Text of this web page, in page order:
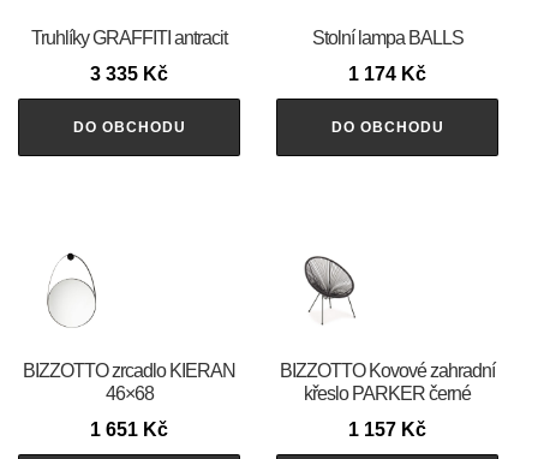
Truhlíky GRAFFITI antracit
3 335 Kč
DO OBCHODU
Stolní lampa BALLS
1 174 Kč
DO OBCHODU
BIZZOTTO zrcadlo KIERAN
46×68
1 651 Kč
BIZZOTTO Kovové zahradní
křeslo PARKER černé
1 157 Kč